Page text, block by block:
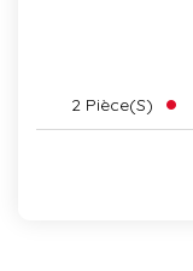
2 Pièce(s)